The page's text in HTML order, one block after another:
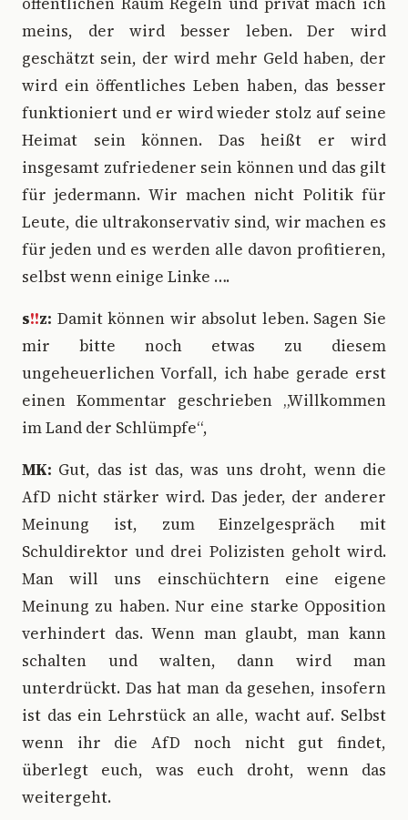
meins, der wird besser leben. Der wird
geschätzt sein, der wird mehr Geld haben, der
wird ein öffentliches Leben haben, das besser
funktioniert und er wird wieder stolz auf seine
Heimat sein können. Das heißt er wird
insgesamt zufriedener sein können und das gilt
für jedermann. Wir machen nicht Politik für
Leute, die ultrakonservativ sind, wir machen es
für jeden und es werden alle davon profitieren,
selbst wenn einige Linke ….
s!!z: Damit können wir absolut leben. Sagen Sie
mir bitte noch etwas zu diesem
ungeheuerlichen Vorfall, ich habe gerade erst
einen Kommentar geschrieben „Willkommen
im Land der Schlümpfe“,
MK: Gut, das ist das, was uns droht, wenn die
AfD nicht stärker wird. Das jeder, der anderer
Meinung ist, zum Einzelgespräch mit
Schuldirektor und drei Polizisten geholt wird.
Man will uns einschüchtern eine eigene
Meinung zu haben. Nur eine starke Opposition
verhindert das. Wenn man glaubt, man kann
schalten und walten, dann wird man
unterdrückt. Das hat man da gesehen, insofern
ist das ein Lehrstück an alle, wacht auf. Selbst
wenn ihr die AfD noch nicht gut findet,
überlegt euch, was euch droht, wenn das
weitergeht.